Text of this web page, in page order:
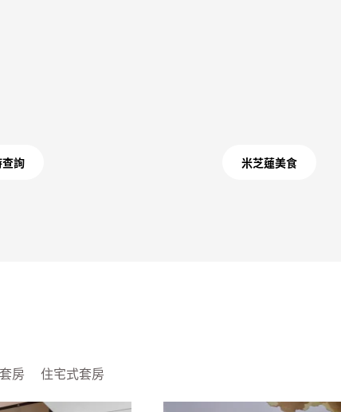
詢 米芝蓮美食
套房 住宅式套房